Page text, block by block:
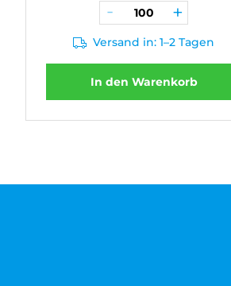
Versand in: 1–2 Tagen
In den Warenkorb